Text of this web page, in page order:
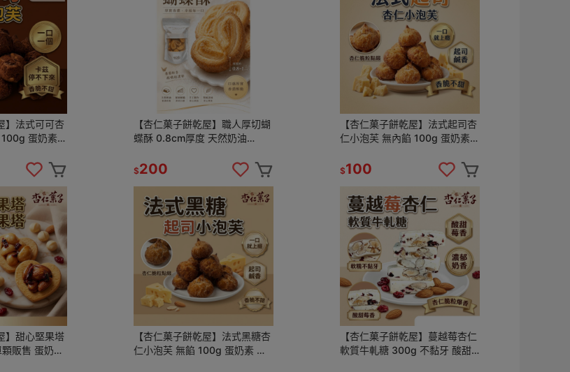
】法式可可杏
蛋奶素
【杏仁菓子餅乾屋】職人厚切蝴
蝶酥 0.8cm厚度 天然奶油
手禮
$200
【杏仁菓子餅乾屋】法式起司杏
仁小泡芙 無內餡 100g 蛋奶素
$100
】甜心堅果塔
販售 蛋奶素
【杏仁菓子餅乾屋】法式黑糖杏
仁小泡芙 無餡 100g 蛋奶素 黑
【杏仁菓子餅乾屋】蔓越莓杏仁
軟質牛軋糖 300g 不黏牙 酸甜